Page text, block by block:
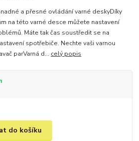
a přesné ovládání varné deskyDíky
na této varné desce můžete nastavení
Máte tak čas soustředit se na
spotřebiče. Nechte vaši varnou
parVarná d... celý popis
do košíku